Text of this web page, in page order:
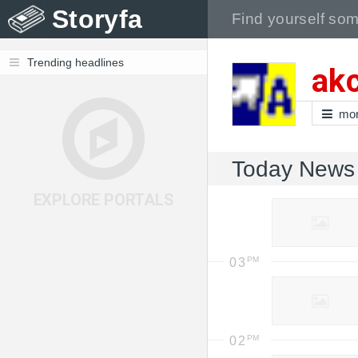
Storyfa
Trending headlines
Today News
03
02